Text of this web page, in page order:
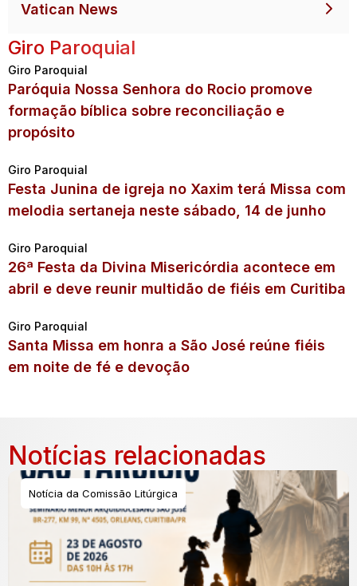
Vatican News
Giro Paroquial
Giro Paroquial
Paróquia Nossa Senhora do Rocio promove
formação bíblica sobre reconciliação e
propósito
Giro Paroquial
Festa Junina de igreja no Xaxim terá Missa com
melodia sertaneja neste sábado, 14 de junho
Giro Paroquial
26ª Festa da Divina Misericórdia acontece em
abril e deve reunir multidão de fiéis em Curitiba
Giro Paroquial
Santa Missa em honra a São José reúne fiéis
em noite de fé e devoção
Notícias relacionadas
Notícia da Comissão Litúrgica